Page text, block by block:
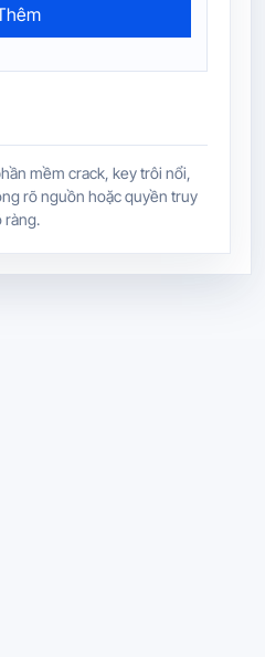
mềm crack, key trôi nổi,
rõ nguồn hoặc quyền truy
ràng.